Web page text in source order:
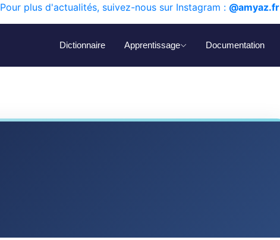
Pour plus d'actualités, suivez-nous sur Instagram : @amyaz.fr
Dictionnaire Apprentissage Documentation